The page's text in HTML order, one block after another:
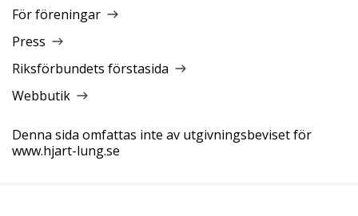
För föreningar
Press
Riksförbundets förstasida
Webbutik
Denna sida omfattas inte av utgivningsbeviset för
www.hjart-lung.se